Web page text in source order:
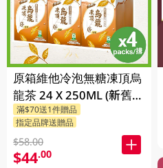
原箱維他冷泡無糖凍頂烏
龍茶 24 X 250ML (新舊包
裝隨機發貨)
滿$70送1件贈品
指定品牌送贈品
$58.00
$44.00